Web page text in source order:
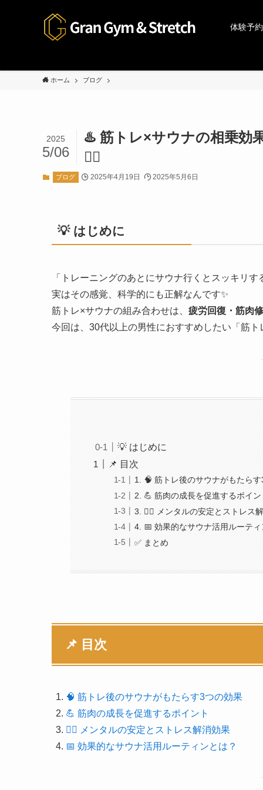
体験予約
ホーム ブログ
♨️ 筋トレ×サウナの相乗効
🧖‍♂️
2025
5/06
ブログ 2025年4月19日 2025年5月6日
💡 はじめに
「トレーニングのあとにサウナ行くとスッキリ
実はその感覚、科学的にも正解なんです✨
筋トレ×サウナの組み合わせは、 疲労回復・筋肉
今回は、30代以上の男性におすすめしたい「筋
💡 はじめに
📌 目次
1. 🧠 筋トレ後のサウナがもたら
2. 💪 筋肉の成長を促進するポイン
3. 🧘‍♂️ メンタルの安定とストレス
4. 📅 効果的なサウナ活用ルーテ
✅ まとめ
📌 目次
🧠 筋トレ後のサウナがもたらす3つの効果
💪 筋肉の成長を促進するポイント
🧘‍♂️ メンタルの安定とストレス解消効果
📅 効果的なサウナ活用ルーティンとは？